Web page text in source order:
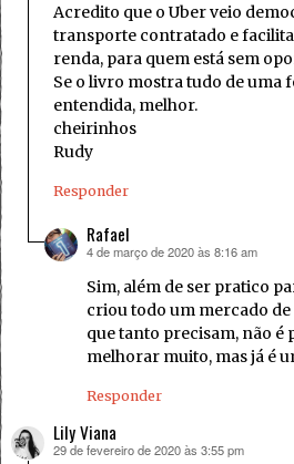
Acredito que o Uber veio
transporte contratado e
renda, para quem está sem
Se o livro mostra tudo de uma
entendida, melhor.
cheirinhos
Rudy
Responder
Rafael
disse:
4 de março de 2020 às 8:16 am
Sim, além de ser pratico
criou todo um mercado
que tanto precisam, não é
melhorar muito, mas já é
Responder
Lily Viana
disse:
29 de fevereiro de 2020 às 3:55 pm